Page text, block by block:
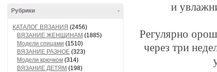
-
Рубрики
КАТАЛОГ ВЯЗАНИЯ (2456)
ВЯЗАНИЕ ЖЕНЩИНАМ (1885)
Модели спицами (1510)
ВЯЗАНИЕ РАЗНОЕ (323)
Модели крючком (314)
ВЯЗАНИЕ ДЕТЯМ (198)
и
Регулярно
через три